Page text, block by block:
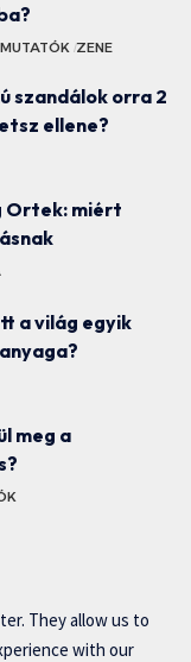
ZENE
szandálok orra 2
ellene?
Ortek: miért
a világ egyik
meg a
They allow us to
with our